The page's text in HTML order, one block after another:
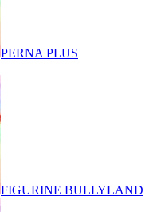
PERNA PLUS
FIGURINE BULLYLAND